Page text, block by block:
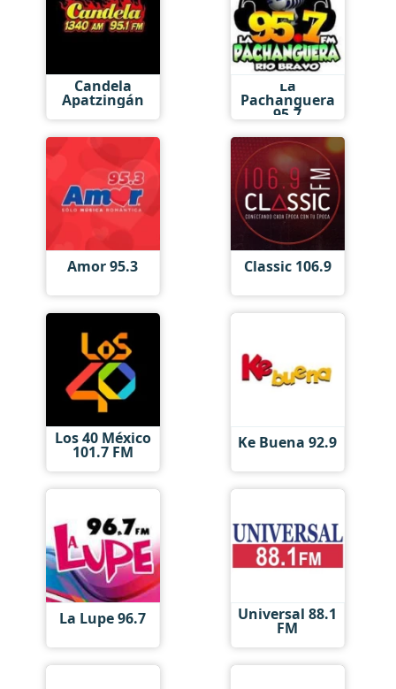
Candela
Apatzingán
La
Pachanguera
95.7
Amor 95.3 Classic 106.9
Los 40 México
101.7 FM Ke Buena 92.9
La Lupe 96.7 Universal 88.1
FM